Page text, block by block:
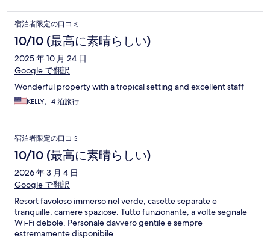
宿泊者限定の口コミ
10/10 (最高に素晴らしい)
2025 年 10 月 24 日
Google で翻訳
Wonderful property with a tropical setting and excellent staff
KELLY、4 泊旅行
宿泊者限定の口コミ
10/10 (最高に素晴らしい)
2026 年 3 月 4 日
Google で翻訳
Resort favoloso immerso nel verde, casette separate e
tranquille, camere spaziose. Tutto funzionante, a volte segnale
Wi-Fi debole. Personale davvero gentile e sempre
estremamente disponibile